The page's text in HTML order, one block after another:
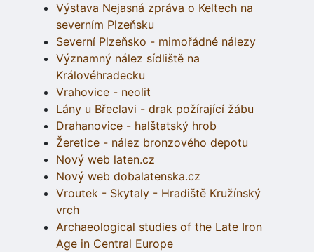
Výstava Nejasná zpráva o Keltech na
severním Plzeňsku
Severní Plzeňsko - mimořádné nálezy
Významný nález sídliště na
Královéhradecku
Vrahovice - neolit
Lány u Břeclavi - drak požírající žábu
Drahanovice - halštatský hrob
Žeretice - nález bronzového depotu
Nový web laten.cz
Nový web dobalatenska.cz
Vroutek - Skytaly - Hradiště Kružínský
vrch
Archaeological studies of the Late Iron
Age in Central Europe